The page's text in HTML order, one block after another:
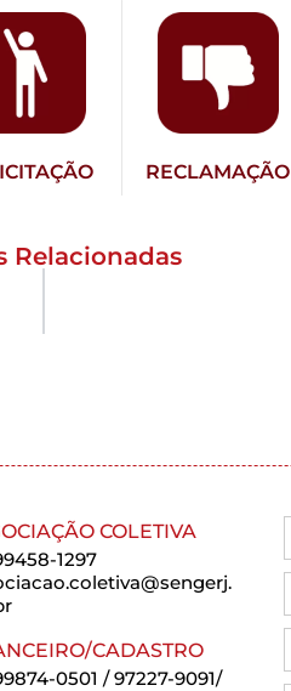
RECLAMAÇÃO
Relacionadas
COLETIVA
1297
CADASTRO
0501 / 97227-9091/